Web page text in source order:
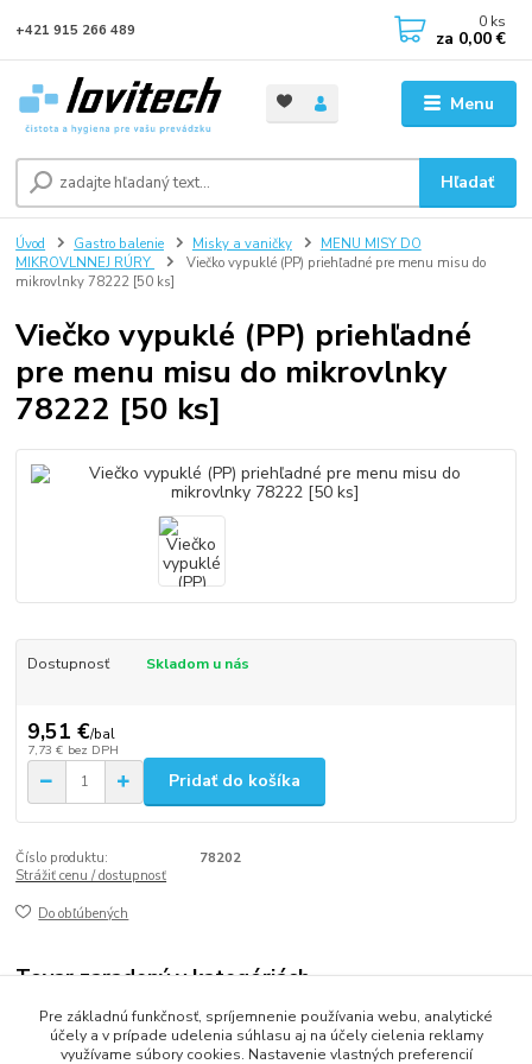
Menu
Hľadať
+421 915 266 489 0 ks
za 0,00 €
Úvod Gastro balenie Misky a vaničky
MENU MISY DO
MIKROVLNNEJ RÚRY
Viečko vypuklé (PP) priehľadné pre menu misu do
mikrovlnky 78222 [50 ks]
Viečko vypuklé (PP) priehľadné
pre menu misu do mikrovlnky
78222 [50 ks]
Dostupnosť Skladom u nás
9,51 €/bal
7,73 € bez DPH
Pridať do košíka
Číslo produktu:
78202
Strážiť cenu / dostupnosť
Do obľúbených
Tovar zaradený v kategóriách
MENU MISY DO MIKROVLNNEJ RÚRY
Pre základnú funkčnosť, spríjemnenie používania webu, analytické
účely a v prípade udelenia súhlasu aj na účely cielenia reklamy
využívame súbory cookies. Nastavenie vlastných preferencií